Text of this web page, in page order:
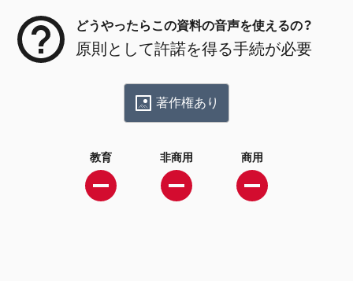
どうやったらこの資料の音声を使えるの？
原則として許諾を得る手続が必要
著作権あり
教育 非商用 商用